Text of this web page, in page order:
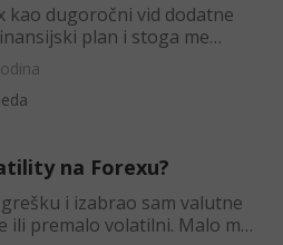
kao dugoročni vid dodatne
plan i stoga me
tr
na Forexu?
i izabrao sam valutne
ili premalo volatilni. Malo me